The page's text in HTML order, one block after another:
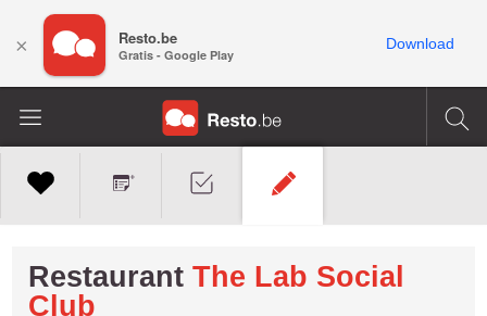
Restaurant The Lab Social
Club
× Resto.be
Gratis - Google Play
Download